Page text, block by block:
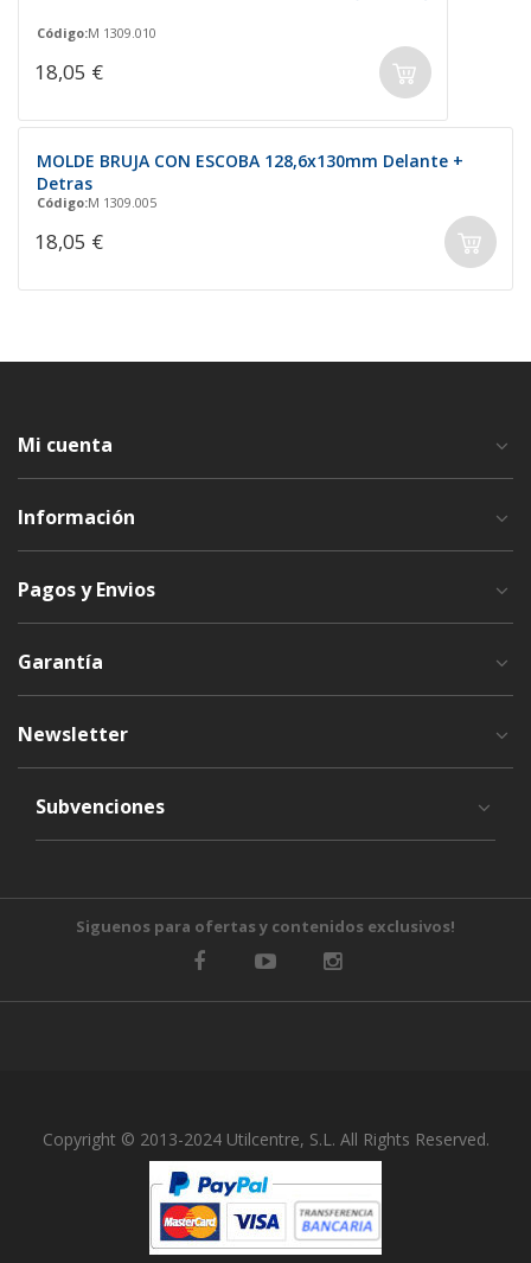
Código:M 1309.010
18,05 €
MOLDE BRUJA CON ESCOBA 128,6x130mm Delante +
Detras
Código:M 1309.005
18,05 €
Mi cuenta
Información
Pagos y Envios
Garantía
Newsletter
Subvenciones
Siguenos para ofertas y contenidos exclusivos!
Copyright © 2013-2024 Utilcentre, S.L. All Rights Reserved.